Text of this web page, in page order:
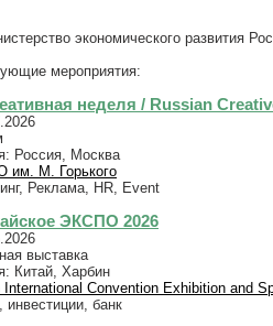
экономического развития
мероприятия:
неделя / Russian
Россия, Москва
им. М. Горького
Реклама, HR, Event
ЭКСПО 2026
выставка
Китай, Харбин
International Convention Exhibition and
инвестиции, банк